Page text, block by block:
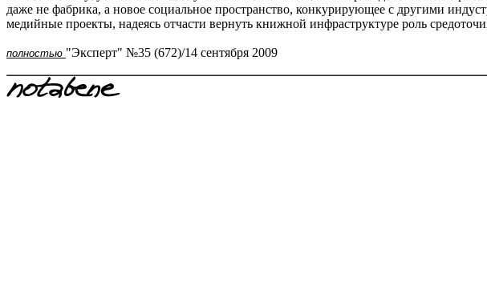
даже не фабрика, а новое социальное пространство, конкурирующее с другими
медийные проекты, надеясь отчасти вернуть книжной инфраструктуре роль
полностью "Эксперт" №35 (672)/14 сентября 2009